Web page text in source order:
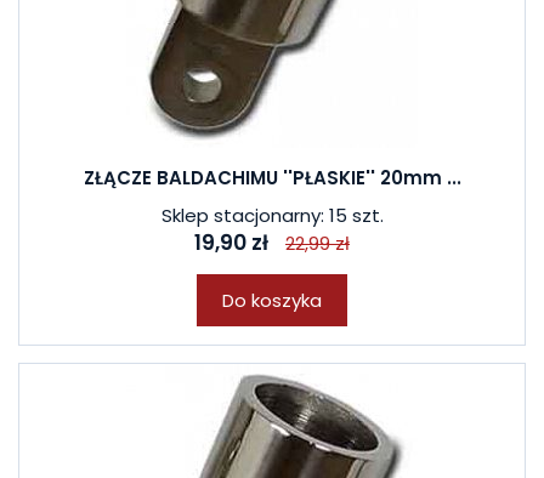
ZŁĄCZE BALDACHIMU ''PŁASKIE'' 20mm ...
Sklep stacjonarny: 15 szt.
19,90 zł 22,99 zł
Do koszyka